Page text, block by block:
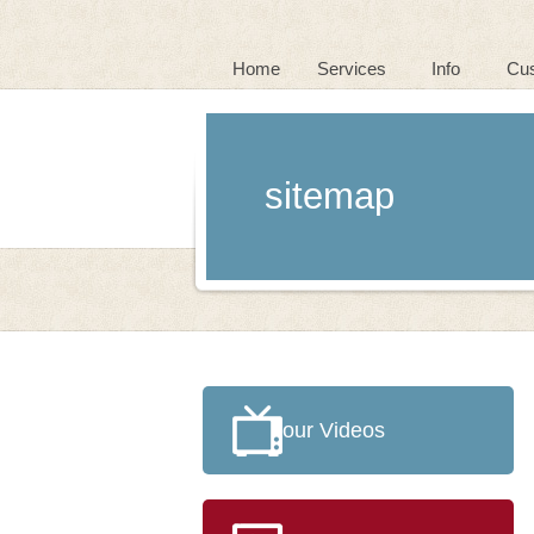
Home Services Info
sitemap
our Videos